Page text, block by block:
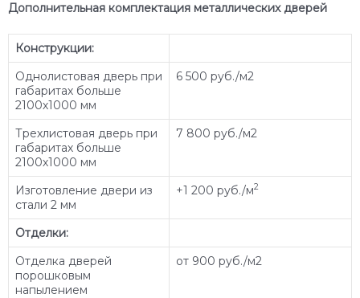
Дополнительная комплектация металлических дверей
Конструкции:
Однолистовая дверь при
габаритах больше
2100х1000 мм
6 500 руб./м2
Трехлистовая дверь при
габаритах больше
2100х1000 мм
7 800 руб./м2
Изготовление двери из
стали 2 мм
+1 200 руб./м2
Отделки:
Отделка дверей
порошковым
напылением
от 900 руб./м2